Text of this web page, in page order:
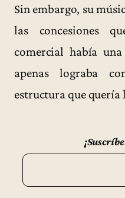
Sin embargo, su
las concesiones
comercial había
apenas lograba
estructura que quería